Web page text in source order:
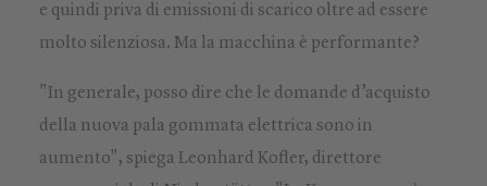
e quindi priva di emissioni di scarico oltre ad essere
molto silenziosa. Ma la macchina è performante?
"In generale, posso dire che le domande d’acquisto
della nuova pala gommata elettrica sono in
aumento", spiega Leonhard Kofler, direttore